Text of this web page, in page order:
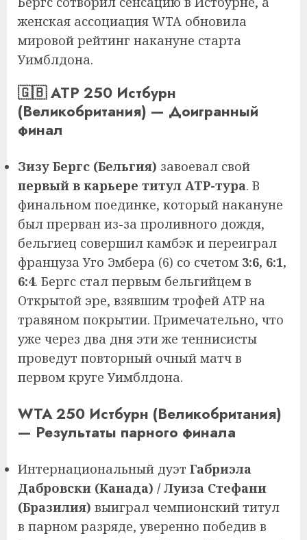
женская ассоциация WTA обновила
мировой рейтинг накануне старта
Уимблдона.
🇬🇧 ATP 250 Истбурн
(Великобритания) — Доигранный
финал
Зизу Бергс (Бельгия) завоевал свой
первый в карьере титул ATP-тура. В
финальном поединке, который накануне
был прерван из-за проливного дождя,
бельгиец совершил камбэк и переиграл
француза Уго Эмбера (6) со счетом 3:6, 6:1,
6:4. Бергс стал первым бельгийцем в
Открытой эре, взявшим трофей ATP на
травяном покрытии. Примечательно, что
уже через два дня эти же теннисисты
проведут повторный очный матч в
первом круге Уимблдона.
WTA 250 Истбурн (Великобритания)
— Результаты парного финала
Интернациональный дуэт Габриэла
Дабровски (Канада) / Луиза Стефани
(Бразилия) выиграл чемпионский титул
в парном разряде, уверенно победив в